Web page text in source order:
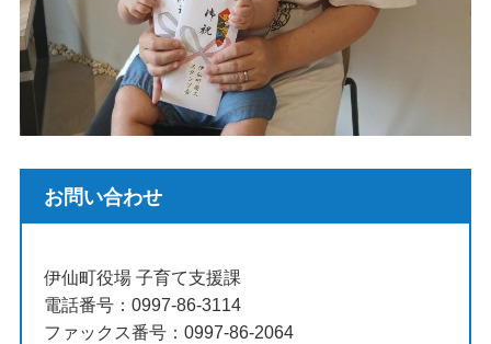
お問い合わせ
伊仙町役場 子育て支援課
電話番号：0997-86-3114
ファックス番号：0997-86-2064